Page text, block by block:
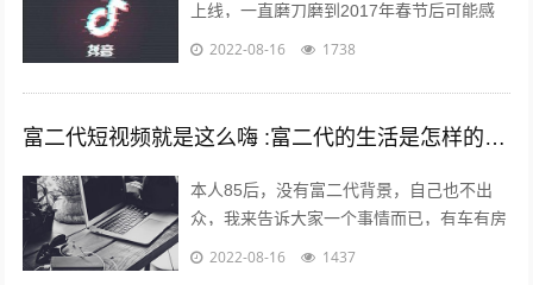
上线，一直磨刀磨到2017年春节后可能感
觉跑通了才大举压上资源，产品优秀的数据
2022-08-16 1738
富二代短视频就是这么嗨 :富二代的生活是怎样的，和身边的朋友差距大吗？
本人85后，没有富二代背景，自己也不出
众，我来告诉大家一个事情而已，有车有房
其实不难，你努力一样可以拥有，不过家里
2022-08-16 1437